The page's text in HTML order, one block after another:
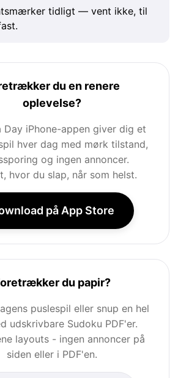
tidligt — vent ikke, til
du en renere
oplevelse?
Day iPhone-appen giver dig et
hver dag med mørk tilstand,
og ingen annoncer.
hvor du slap, når som helst.
på App Store
du papir?
puslespil eller snup en hel
udskrivbare Sudoku PDF'er.
layouts - ingen annoncer på
siden eller i PDF'en.